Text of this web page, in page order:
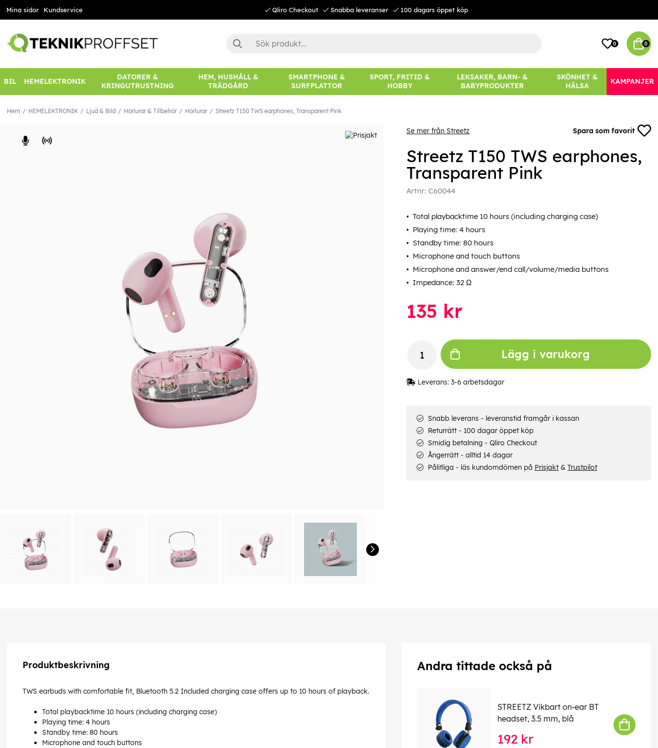
Mina sidor Kundservice Qliro Checkout Snabba leveranser 100 dagars öppet köp
0 0
BIL HEMELEKTRONIK
DATORER &
KRINGUTRUSTNING
HEM, HUSHÅLL &
TRÄDGÅRD
SMARTPHONE &
SURFPLATTOR
SPORT, FRITID &
HOBBY
LEKSAKER, BARN- &
BABYPRODUKTER
SKÖNHET &
HÄLSA
KAMPANJER
Hem HEMELEKTRONIK Ljud & Bild Hörlurar & Tillbehör Hörlurar Streetz T150 TWS earphones, Transparent Pink
Se mer från Streetz Spara som favorit
Streetz T150 TWS earphones,
Transparent Pink
Artnr: C60044
Total playbacktime 10 hours (including charging case)
Playing time: 4 hours
Standby time: 80 hours
Microphone and touch buttons
Microphone and answer/end call/volume/media buttons
Impedance: 32 Ω
135 kr
Lägg i varukorg
Leverans: 3-6 arbetsdagar
Snabb leverans - leveranstid framgår i kassan
Returrätt - 100 dagar öppet köp
Smidig betalning - Qliro Checkout
Ångerrätt - alltid 14 dagar
Pålitliga - läs kundomdömen på Prisjakt& Trustpilot
Produktbeskrivning
TWS earbuds with comfortable fit, Bluetooth 5.2 Included charging case offers up to 10 hours of playback.
Total playbacktime 10 hours (including charging case)
Playing time: 4 hours
Standby time: 80 hours
Microphone and touch buttons
Andra tittade också på
STREETZ Vikbart on-ear BT
headset, 3.5 mm, blå
192 kr